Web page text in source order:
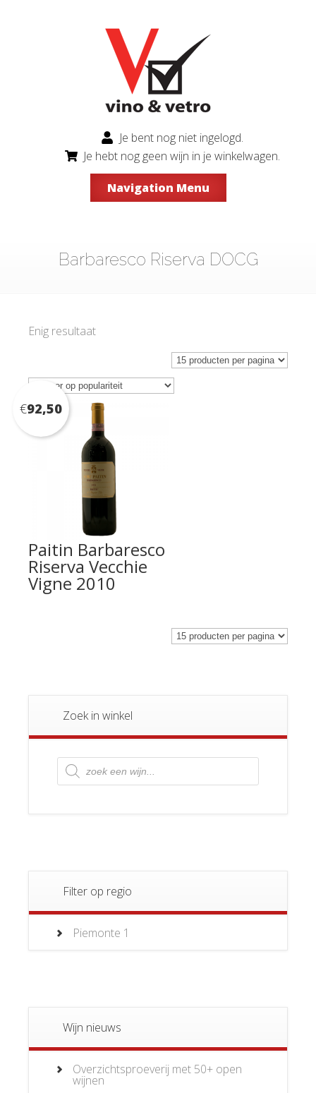
Je bent nog niet ingelogd.
Je hebt nog geen wijn in je winkelwagen.
Navigation Menu
Barbaresco Riserva DOCG
Enig resultaat
Paitin Barbaresco
Riserva Vecchie
Vigne 2010
€92,50
Zoek in winkel
Producten
zoeken
Filter op regio
Piemonte 1
Wijn nieuws
Overzichtsproeverij met 50+ open
wijnen